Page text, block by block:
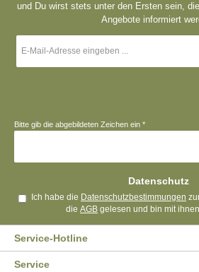
und Du wirst stets unter den Ersten sein,
Angebote informiert
Mail-
Bitte gib die abgebildeten Zeichen ein *
Datenschutz
Ich habe die Datenschutzbestimmungen
dieAGB gelesen und bin mit
Service-Hotline
Service